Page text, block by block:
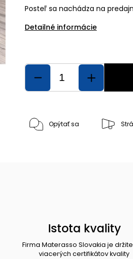
Posteľ sa nachádza na
Detailné informácie
Opýtať sa
Istota kvality
Firma Materasso Slovakia je
viacerých certifikátov kvality